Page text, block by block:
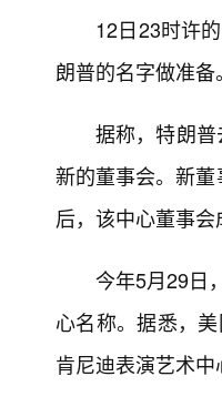
12日23时许
朗普的名字做准备。
据称，特朗
新的董事会。新
后，该中心董事
今年5月29日
心名称。据悉，
肯尼迪表演艺术中